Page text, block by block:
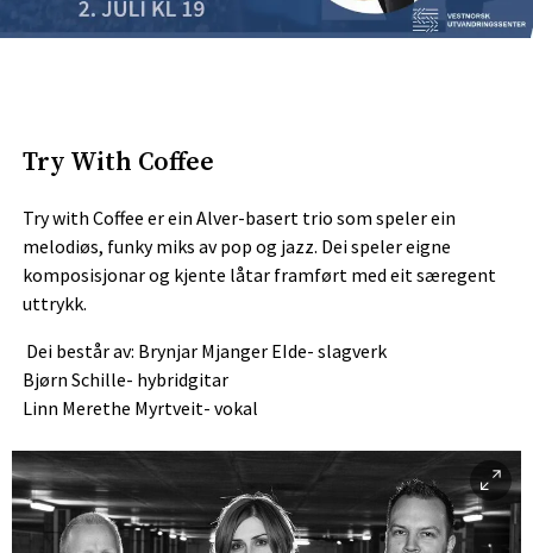
Try With Coffee
Try with Coffee er ein Alver-basert trio som speler ein
melodiøs, funky miks av pop og jazz. Dei speler eigne
komposisjonar og kjente låtar framført med eit særegent
uttrykk.
Dei består av: Brynjar Mjanger EIde- slagverk
Bjørn Schille- hybridgitar
Linn Merethe Myrtveit- vokal